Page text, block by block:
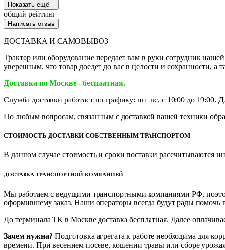
Показать ещё
общий рейтинг
Написать отзыв
ДОСТАВКА И САМОВЫВОЗ
Трактор или оборудование передает вам в руки сотрудник
уверенным, что товар доедет до вас в целости и сохранности,
Доставка по Москве - бесплатная.
Служба доставки работает по графику: пн−вс, с 10:00 до 19:00.
По любым вопросам, связанным с доставкой вашей техники
СТОИМОСТЬ ДОСТАВКИ СОБСТВЕННЫМ ТРАНСПОРТОМ
В данном случае стоимость и сроки поставки рассчитываются
ДОСТАВКА ТРАНСПОРТНОЙ КОМПАНИЕЙ
Мы работаем с ведущими транспортными компаниями РФ,
оформившему заказ. Наши операторы всегда будут рады помочь
До терминала ТК в Москве доставка бесплатная. Далее
Зачем нужна? Подготовка агрегата к работе необходима для
времени. При весеннем посеве, кошении травы или сборе